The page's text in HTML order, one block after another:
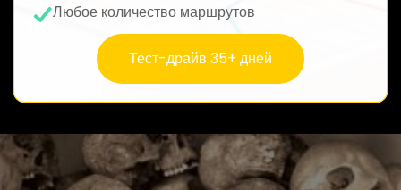
Любое количество маршрутов
Тест-драйв 35+ дней